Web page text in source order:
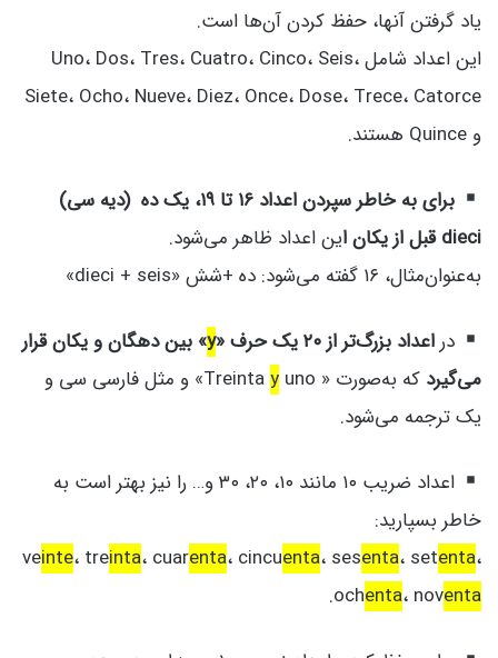
یاد گرفتن آنها، حفظ کردن آن‌ها است.
این اعداد شامل Uno، Dos، Tres، Cuatro، Cinco، Seis،
Siete، Ocho، Nueve، Diez، Once، Dose، Trece، Catorce
و Quince هستند.
برای به خاطر سپردن اعداد ۱۶ تا ۱۹
، یک ده (دیه سی)
dieci قبل از یکان ا
ین اعداد ظاهر می‌شود.
به‌عنوان‌مثال، ۱۶ گفته می‌شود:
ده +شش «dieci + seis»
دراعداد بزرگ‌تر از ۲۰ یک حرف « y» بین دهگان و یکان قرار
می‌گیرد که به‌صورت « Treinta y
uno» و مثل فارسی سی و
یک ترجمه می‌شود.
اعداد ضریب ۱۰ مانند ۱۰، ۲۰، ۳۰ و… را نیز بهتر است به
خاطر بسپارید:
veinte، treinta، cuarenta، cincuenta، sesenta، setenta،
ochenta، noventa
.